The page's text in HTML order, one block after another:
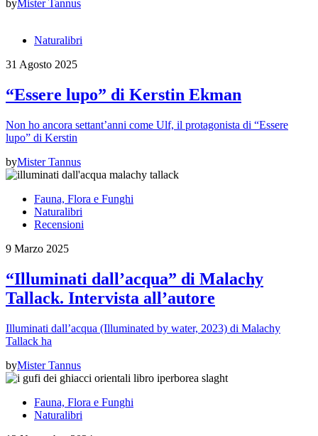
byMister Tannus
Naturalibri
31 Agosto 2025
“Essere lupo” di Kerstin Ekman
Non ho ancora settant’anni come Ulf, il protagonista di “Essere
lupo” di Kerstin
byMister Tannus
Fauna, Flora e Funghi
Naturalibri
Recensioni
9 Marzo 2025
“Illuminati dall’acqua” di Malachy
Tallack. Intervista all’autore
Illuminati dall’acqua (Illuminated by water, 2023) di Malachy
Tallack ha
byMister Tannus
Fauna, Flora e Funghi
Naturalibri